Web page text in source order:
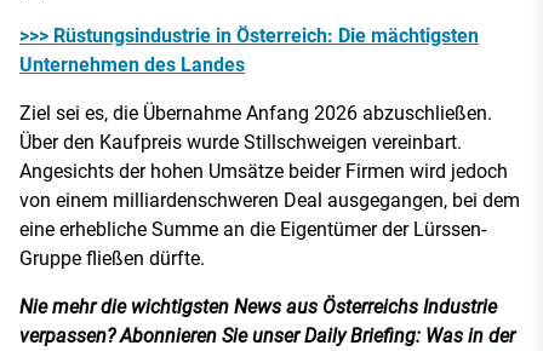
>>> Rüstungsindustrie in Österreich: Die mächtigsten
Unternehmen des Landes
Ziel sei es, die Übernahme Anfang 2026 abzuschließen.
Über den Kaufpreis wurde Stillschweigen vereinbart.
Angesichts der hohen Umsätze beider Firmen wird jedoch
von einem milliardenschweren Deal ausgegangen, bei dem
eine erhebliche Summe an die Eigentümer der Lürssen-
Gruppe fließen dürfte.
Nie mehr die wichtigsten News aus Österreichs Industrie
verpassen? Abonnieren Sie unser Daily Briefing: Was in der